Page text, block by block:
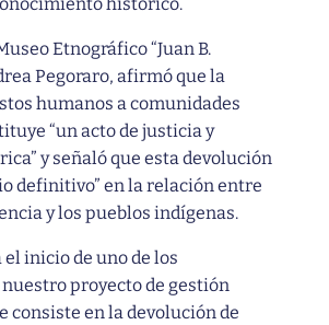
Etnográfico “Juan B.
Pegoraro, afirmó que la
humanos a comunidades
“un acto de justicia y
y señaló que esta devolución
definitivo” en la relación entre
y los pueblos indígenas.
el inicio de uno de los
proyecto de gestión
consiste en la devolución de